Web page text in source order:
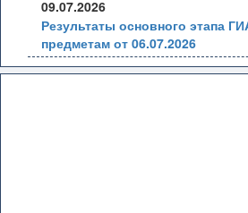
09.07.2026
Результаты основного этапа
предметам от 06.07.2026